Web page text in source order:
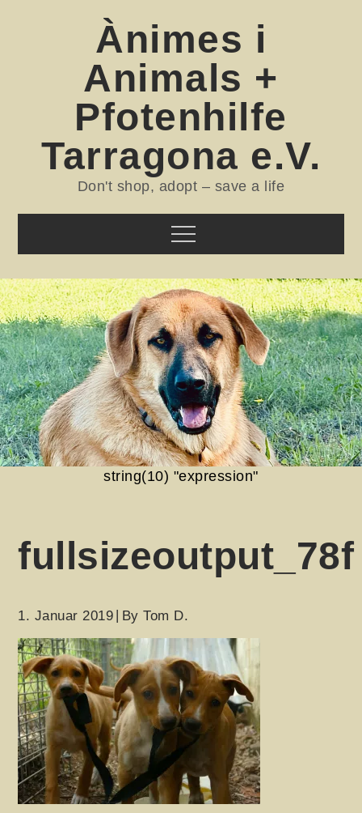
Ànimes i
Animals +
Pfotenhilfe
Tarragona e.V.
Don't shop, adopt – save a life
Menu
string(10) "expression"
fullsizeoutput_78f
1. Januar 2019 ByTom D.